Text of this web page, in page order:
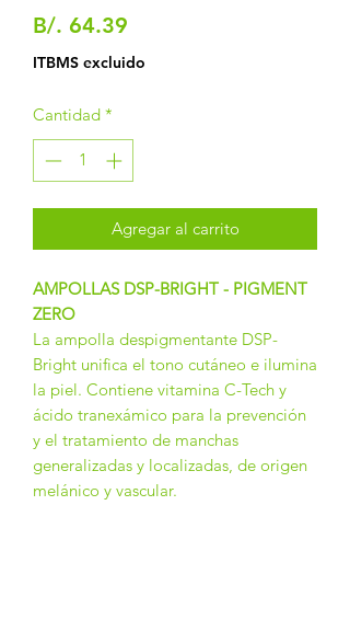
B/. 64.39
ITBMS excluido
Cantidad *
Agregar al carrito
AMPOLLAS DSP-BRIGHT - PIGMENT
ZERO
La ampolla despigmentante DSP-
Bright unifica el tono cutáneo e ilumina
la piel. Contiene vitamina C-Tech y
ácido tranexámico para la prevención
y el tratamiento de manchas
generalizadas y localizadas, de origen
melánico y vascular.